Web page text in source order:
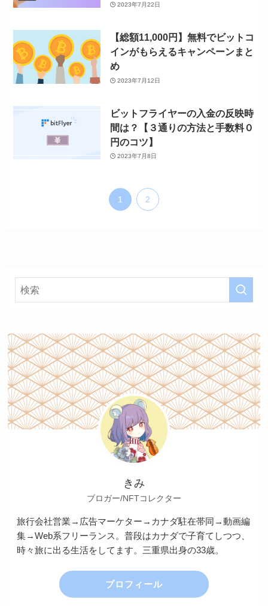
2023年7月22日
【総額11,000円】無料でビットコ
インがもらえるキャンペーンまと
め
2023年7月12日
ビットフライヤーの入金の反映時
間は？【３通りの方法と手数料０
円のコツ】
2023年7月8日
1 2
きみ
ブロガー/NFTコレクター
旅行会社営業→広告マーケター→カナダ駐在帯同→動画編
集→Web系フリーランス。普段はカナダで子育てしつつ、
時々旅に出る生活をしてます。三重県出身の33歳。
プロフィール